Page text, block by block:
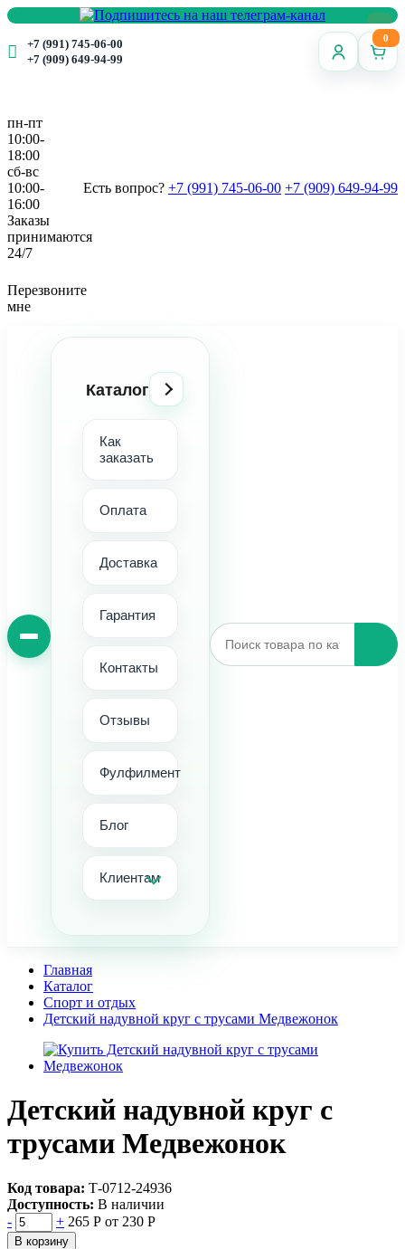
+7 (991) 745-06-00
+7 (909) 649-94-99
0
пн-пт
10:00-
18:00
сб-вс
10:00-
16:00
Заказы
принимаются
24/7
Есть вопрос? +7 (991) 745-06-00 +7 (909) 649-94-99
Перезвоните
мне
Каталог
Как
заказать
Оплата
Доставка
Гарантия
Контакты
Отзывы
Фулфилмент
Блог
Клиентам
Главная
Каталог
Спорт и отдых
Детский надувной круг с трусами Медвежонок
Детский надувной круг с
трусами Медвежонок
Код товара: Т-0712-24936
Доступность: В наличии
-
+ 265 Р от 230 Р
В корзину